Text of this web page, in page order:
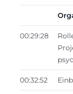
00:29:28
00:32:52